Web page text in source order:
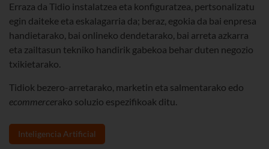
Erraza da Tidio instalatzea eta konfiguratzea, pertsonalizatu
egin daiteke eta eskalagarria da; beraz, egokia da bai enpresa
handietarako, bai onlineko dendetarako, bai arreta azkarra
eta zailtasun tekniko handirik gabekoa behar duten negozio
txikietarako.
Tidiok bezero-arretarako, marketin eta salmentarako edo
ecommercerako soluzio espezifikoak ditu.
Inteligencia Artificial